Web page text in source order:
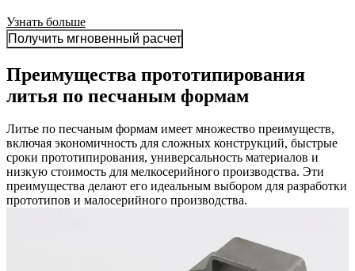
Узнать больше
Получить мгновенный расчет
Преимущества прототипирования
литья по песчаным формам
Литье по песчаным формам имеет множество преимуществ,
включая экономичность для сложных конструкций, быстрые
сроки прототипирования, универсальность материалов и
низкую стоимость для мелкосерийного производства. Эти
преимущества делают его идеальным выбором для разработки
прототипов и малосерийного производства.